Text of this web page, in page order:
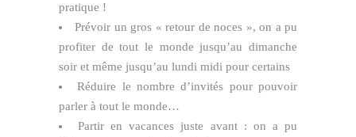
pratique !
Prévoir un gros « retour de noces », on a pu
profiter de tout le monde jusqu’au dimanche
soir et même jusqu’au lundi midi pour certains
Réduire le nombre d’invités pour pouvoir
parler à tout le monde…
Partir en vacances juste avant : on a pu